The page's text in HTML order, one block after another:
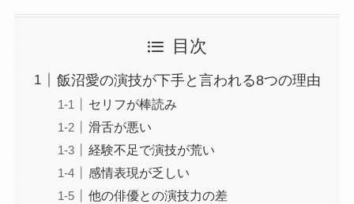
目次
飯沼愛の演技が下手と言われる8つの理由
セリフが棒読み
滑舌が悪い
経験不足で演技が荒い
感情表現が乏しい
他の俳優との演技力の差